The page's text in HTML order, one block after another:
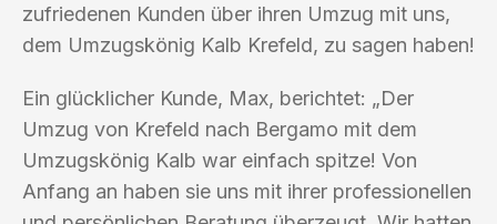
zufriedenen Kunden über ihren Umzug mit uns,
dem Umzugskönig Kalb Krefeld, zu sagen haben!
Ein glücklicher Kunde, Max, berichtet: „Der
Umzug von Krefeld nach Bergamo mit dem
Umzugskönig Kalb war einfach spitze! Von
Anfang an haben sie uns mit ihrer professionellen